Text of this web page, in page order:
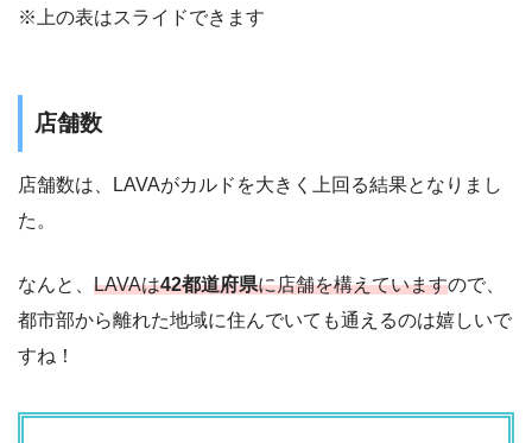
※上の表はスライドできます
店舗数
店舗数は、LAVAがカルドを大きく上回る結果となりまし
た。
なんと、 LAVAは42都道府県に店舗を構えていますので、
都市部から離れた地域に住んでいても通えるのは嬉しいで
すね！